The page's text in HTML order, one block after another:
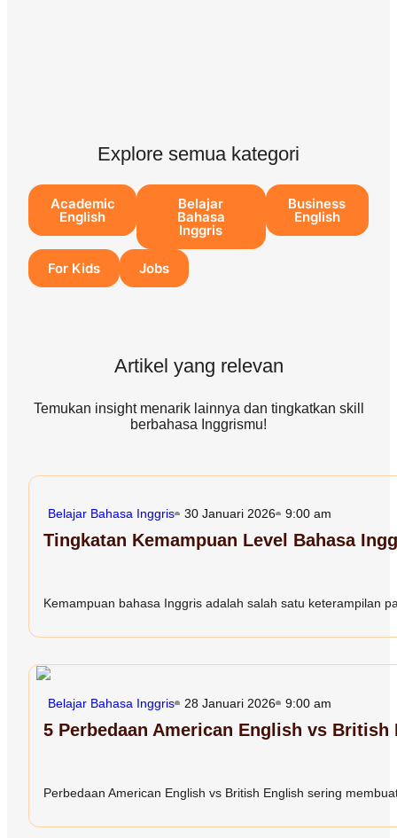
Explore semua kategori
Academic
English
Belajar
Bahasa
Inggris
Business
English
For Kids Jobs
Artikel yang relevan
Temukan insight menarik lainnya dan tingkatkan skill
berbahasa Inggrismu!
Belajar Bahasa Inggris 30 Januari 2026 9:00 am
Tingkatan Kemampuan Level Bahasa
Kemampuan bahasa Inggris adalah salah satu keterampilan
Belajar Bahasa Inggris 28 Januari 2026 9:00 am
5 Perbedaan American English vs
Perbedaan American English vs British English sering